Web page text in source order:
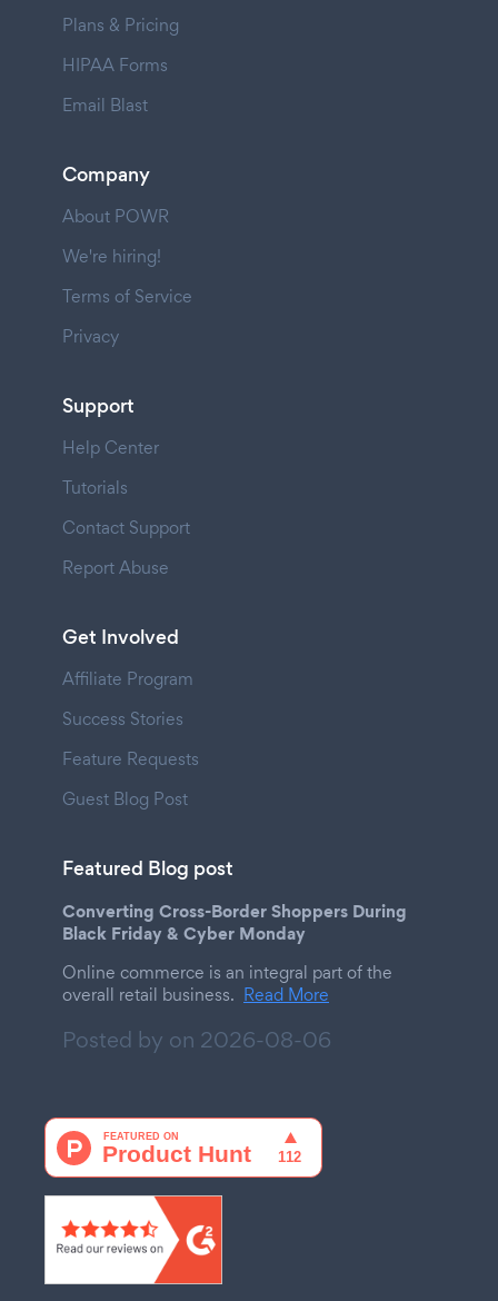
Plans & Pricing
HIPAA Forms
Email Blast
Company
About POWR
We're hiring!
Terms of Service
Privacy
Support
Help Center
Tutorials
Contact Support
Report Abuse
Get Involved
Affiliate Program
Success Stories
Feature Requests
Guest Blog Post
Featured Blog post
Converting Cross-Border Shoppers During
Black Friday & Cyber Monday
Online commerce is an integral part of the
overall retail business. Read More
Posted by on 2026-08-06